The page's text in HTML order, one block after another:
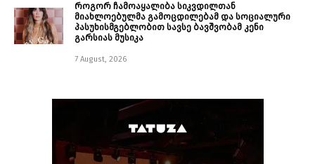
როგორ ჩამოაყალიბა სიკვდილთან
მიახლოებულმა გამოცდილებამ და სოციალური
პასუხისმგებლობით სავსე ბავშვობამ კენი
გარსიას მუსიკა
7 August, 2026